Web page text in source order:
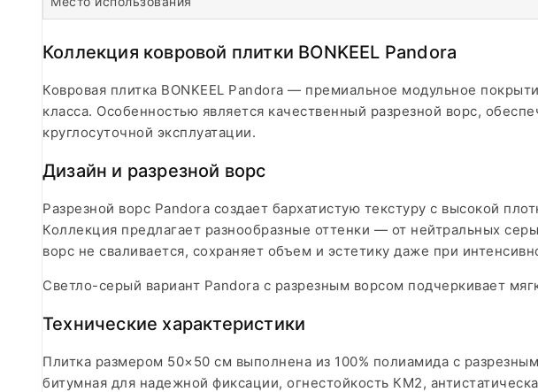
Коллекция ковровой плитки BONKEEL Pandora
Ковровая плитка BONKEEL Pandora — премиальное модульное
класса. Особенностью является качественный разрезной ворс,
круглосуточной эксплуатации.
Дизайн и разрезной ворс
Разрезной ворс Pandora создает бархатистую текстуру с высокой
Коллекция предлагает разнообразные оттенки — от нейтральных
ворс не сваливается, сохраняет объем и эстетику даже при
Светло-серый вариант Pandora с разрезным ворсом подчеркивает
Технические характеристики
Плитка размером 50×50 см выполнена из 100% полиамида с
битумная для надежной фиксации, огнестойкость КМ2,